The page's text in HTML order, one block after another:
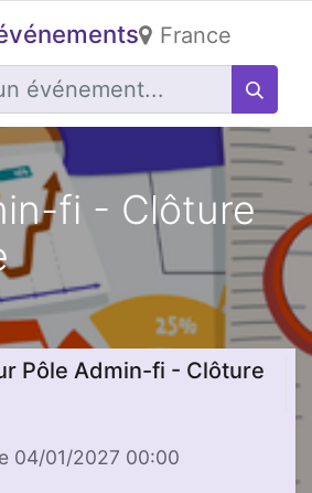
France
fi - Clôture
Pôle Admin-fi - Clôture
04/01/2027 00:00